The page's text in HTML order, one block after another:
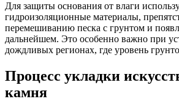
Для защиты основания от влаги
гидроизоляционные материалы,
перемешиванию песка с грунтом и
дальнейшем. Это особенно важно при
дождливых регионах, где уровень
Процесс укладки
камня